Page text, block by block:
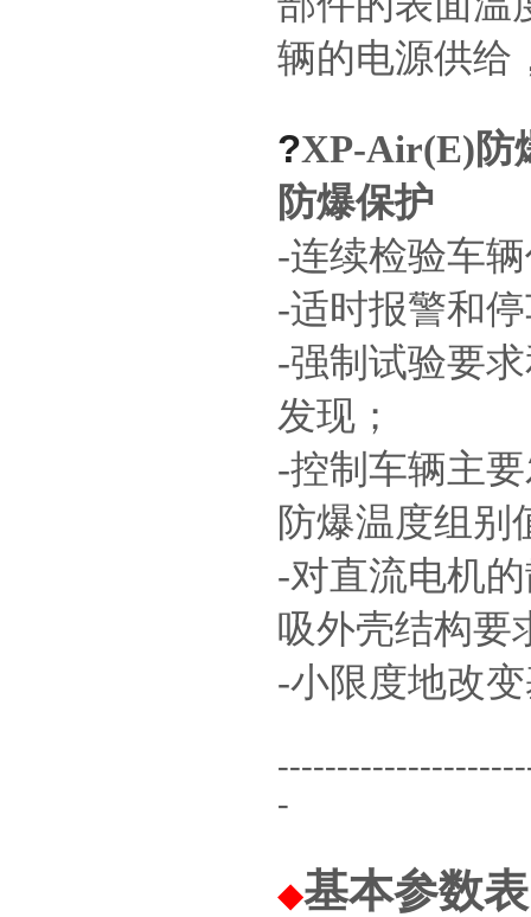
辆的电源供给
?XP-Air(E)防
防爆保护
-连续检验车
-适时报警和
-强制试验要
发现；
-控制车辆主
防爆温度组别
-对直流电机
吸外壳结构要
-小限度地改
-
◆基本参数表